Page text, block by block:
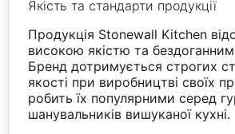
Якість та стандарти продукції
Продукція Stonewall Kitchen
високою якістю та
Бренд дотримується строгих
якості при виробництві своїх
робить їх популярними серед
шанувальників вишуканої кухні.